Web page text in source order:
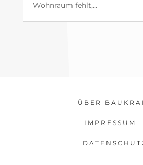
Wohnraum fehlt,...
ÜBER
IMPRESSUM